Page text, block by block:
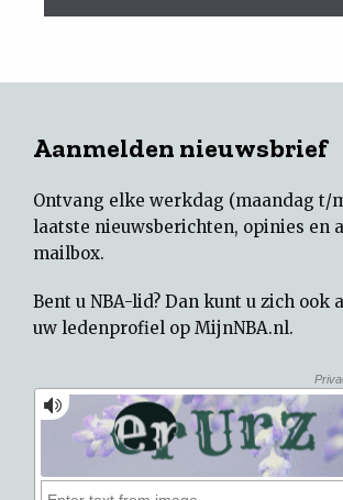
Aanmelden nieuwsbrief
Ontvang elke werkdag (maandag t/
laatste nieuwsberichten, opinies en
mailbox.
Bent u NBA-lid? Dan kunt u zich ook
uw ledenprofiel op MijnNBA.nl.